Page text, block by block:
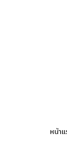
หน้า